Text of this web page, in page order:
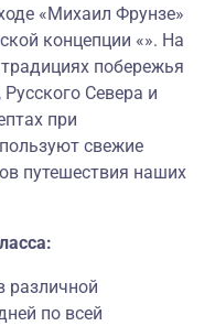
«Михаил Фрунзе»
концепции «». На
побережья
Севера и
при
свежие
путешествия наших
различной
по всей